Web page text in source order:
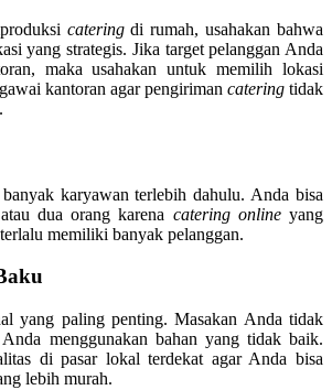
cateringdi rumah, usahakan bahwa
yang strategis. Jika target pelanggan Anda
maka usahakan untuk memilih lokasi
kantoran agar pengiriman catering tidak
karyawan terlebih dahulu. Anda bisa
dua orang karena catering onlineyang
memiliki banyak pelanggan.
yang paling penting. Masakan Anda tidak
menggunakan bahan yang tidak baik.
di pasar lokal terdekat agar Anda bisa
lebih murah.